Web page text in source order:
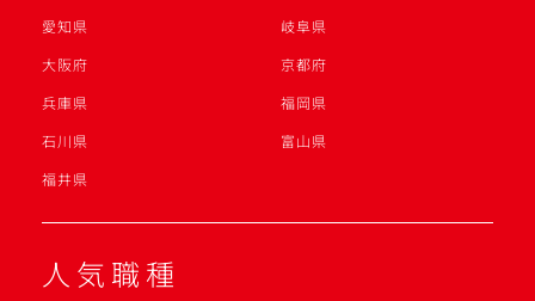
愛知県
岐阜県
大阪府
京都府
兵庫県
福岡県
石川県
富山県
福井県
人気職種